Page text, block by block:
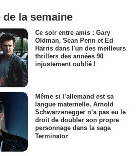
la semaine
Ce soir entre amis : Gary
Oldman, Sean Penn et Ed
Harris dans l'un des meilleurs
thrillers des années 90
injustement oublié !
Même si l’allemand est sa
langue maternelle, Arnold
Schwarzenegger n’a pas eu le
droit de doubler son propre
personnage dans la saga
Terminator